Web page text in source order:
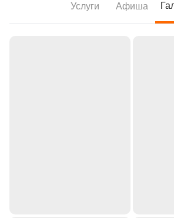
Услуги Афиша